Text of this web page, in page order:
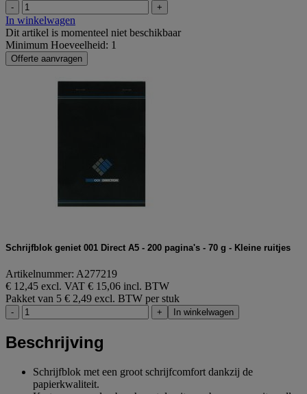
- +
In winkelwagen
Dit artikel is momenteel niet beschikbaar
Minimum Hoeveelheid: 1
Offerte aanvragen
Schrijfblok geniet 001 Direct A5 - 200 pagina's - 70 g - Kleine ruitjes
Artikelnummer: A277219
€ 12,45 excl. VAT € 15,06 incl. BTW
Pakket van 5 € 2,49 excl. BTW per stuk
- + In winkelwagen
Beschrijving
Schrijfblok met een groot schrijfcomfort dankzij de
papierkwaliteit.